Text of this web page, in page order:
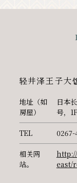
轻井泽王子大
地址（如
房屋）
日本
号，1F
TEL 0267-
相关网
站。
east/